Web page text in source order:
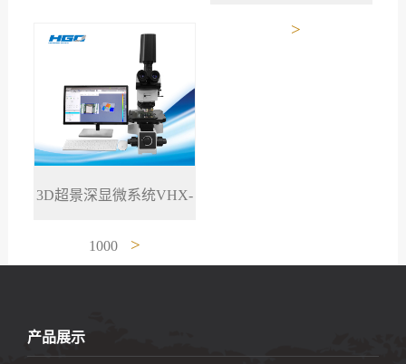
>
3D超景深显微系统VHX-
1000 >
产品展示